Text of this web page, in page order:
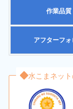
作業品質
アフターフ
水こまネッ